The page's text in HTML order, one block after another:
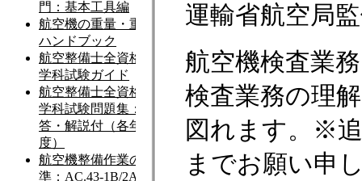
運輸省航空局
航空機検査業
検査業務の理
図れます。※
までお願い申